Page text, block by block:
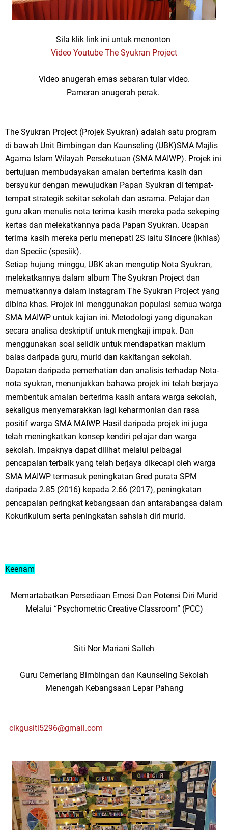
Sila klik link ini untuk menonton
Video Youtube The Syukran Project
Video anugerah emas sebaran tular video.
Pameran anugerah perak.
The Syukran Project (Projek Syukran) adalah satu program
di bawah Unit Bimbingan dan Kaunseling (UBK)SMA Majlis
Agama Islam Wilayah Persekutuan (SMA MAIWP). Projek ini
bertujuan membudayakan amalan berterima kasih dan
bersyukur dengan mewujudkan Papan Syukran di tempat-
tempat strategik sekitar sekolah dan asrama. Pelajar dan
guru akan menulis nota terima kasih mereka pada sekeping
kertas dan melekatkannya pada Papan Syukran. Ucapan
terima kasih mereka perlu menepati 2S iaitu Sincere (ikhlas)
dan Speciic (spesiik).
Setiap hujung minggu, UBK akan mengutip Nota Syukran,
melekatkannya dalam album The Syukran Project dan
memuatkannya dalam Instagram The Syukran Project yang
dibina khas. Projek ini menggunakan populasi semua warga
SMA MAIWP untuk kajian ini. Metodologi yang digunakan
secara analisa deskriptif untuk mengkaji impak. Dan
menggunakan soal selidik untuk mendapatkan maklum
balas daripada guru, murid dan kakitangan sekolah.
Dapatan daripada pemerhatian dan analisis terhadap Nota-
nota syukran, menunjukkan bahawa projek ini telah berjaya
membentuk amalan berterima kasih antara warga sekolah,
sekaligus menyemarakkan lagi keharmonian dan rasa
positif warga SMA MAIWP. Hasil daripada projek ini juga
telah meningkatkan konsep kendiri pelajar dan warga
sekolah. Impaknya dapat dilihat melalui pelbagai
pencapaian terbaik yang telah berjaya dikecapi oleh warga
SMA MAIWP termasuk peningkatan Gred purata SPM
daripada 2.85 (2016) kepada 2.66 (2017), peningkatan
pencapaian peringkat kebangsaan dan antarabangsa dalam
Kokurikulum serta peningkatan sahsiah diri murid.
Keenam
Memartabatkan Persediaan Emosi Dan Potensi Diri Murid
Melalui “Psychometric Creative Classroom” (PCC)
Siti Nor Mariani Salleh
Guru Cemerlang Bimbingan dan Kaunseling Sekolah
Menengah Kebangsaan Lepar Pahang
cikgusiti5296@gmail.com